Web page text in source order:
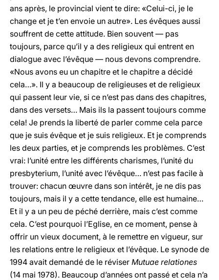
ans après, le provincial vient te dire: «Celui-ci, je le
change et je t’en envoie un autre». Les évêques aussi
souffrent de cette attitude. Bien souvent — pas
toujours, parce qu’il y a des religieux qui entrent en
dialogue avec l’évêque — nous devons comprendre.
«Nous avons eu un chapitre et le chapitre a décidé
cela…». Il y a beaucoup de religieuses et de religieux
qui passent leur vie, si ce n’est pas dans des chapitres,
dans des versets… Mais ils la passent toujours comme
cela! Je prends la liberté de parler comme cela parce
que je suis évêque et je suis religieux. Et je comprends
les deux parties, et je comprends les problèmes. C’est
vrai: l’unité entre les différents charismes, l’unité du
presbyterium, l’unité avec l’évêque… n’est pas facile à
trouver: chacun œuvre dans son intérêt, je ne dis pas
toujours, mais il y a cette tendance, elle est humaine…
Et il y a un peu de péché derrière, mais c’est comme
cela. C’est pourquoi l’Eglise, en ce moment, pense à
offrir un vieux document, à le remettre en vigueur, sur
les relations entre le religieux et l’évêque. Le synode de
1994 avait demandé de le réviser Mutuae relationes
(14 mai 1978). Beaucoup d’années ont passé et cela n’a